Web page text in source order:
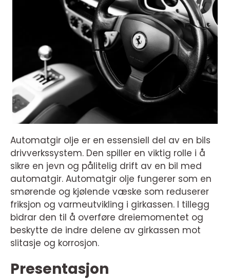
Automatgir olje er en essensiell del av en bils
drivverkssystem. Den spiller en viktig rolle i å
sikre en jevn og pålitelig drift av en bil med
automatgir. Automatgir olje fungerer som en
smørende og kjølende væske som reduserer
friksjon og varmeutvikling i girkassen. I tillegg
bidrar den til å overføre dreiemomentet og
beskytte de indre delene av girkassen mot
slitasje og korrosjon.
Presentasjon